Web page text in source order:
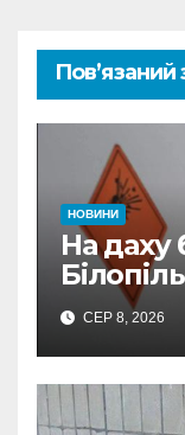
Пов’язаний
НОВИНИ
На даху
СЕР 8, 2026